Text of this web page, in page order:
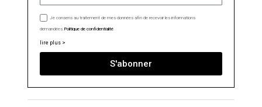
Je consens au traitement de mes données afin de recevoir les informations
demandées.Politique de confidentialité
lire plus >
S'abonner